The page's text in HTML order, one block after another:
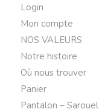
Login
Mon compte
NOS VALEURS
Notre histoire
Où nous trouver
Panier
Pantalon – Sarouel